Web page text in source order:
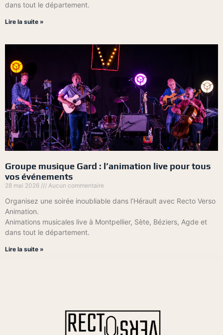
dans tout le département.
Lire la suite »
Groupe musique Gard : l’animation live pour tous
vos événements
28 mai 2026 Aucun commentaire
Organisez une soirée inoubliable dans l’Hérault avec Recto Verso
Animation.
Animations musicales live à Montpellier, Sète, Béziers, Agde et
dans tout le département.
Lire la suite »